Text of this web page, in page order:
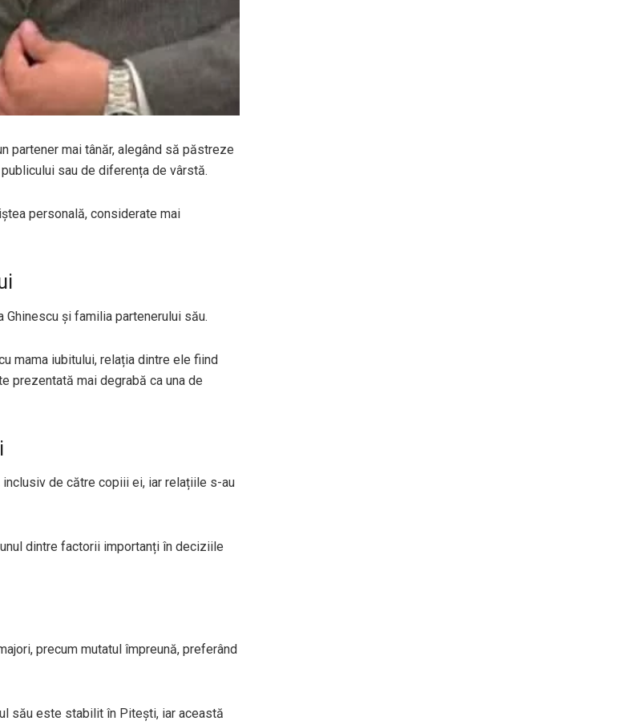
partener mai tânăr, alegând să păstreze
sau de diferența de vârstă.
personală, considerate mai
și familia partenerului său.
mama iubitului, relația dintre ele fiind
prezentată mai degrabă ca una de
de către copiii ei, iar relațiile s-au
dintre factorii importanți în deciziile
precum mutatul împreună, preferând
său este stabilit în Pitești, iar această